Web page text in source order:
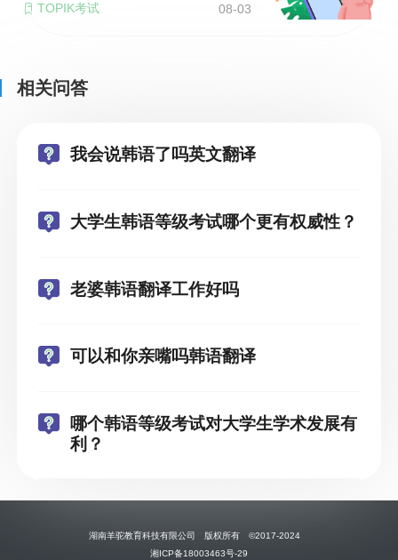
TOPIK考试 08-03
相关问答
我会说韩语了吗英文翻译
大学生韩语等级考试哪个更有权威性？
老婆韩语翻译工作好吗
可以和你亲嘴吗韩语翻译
哪个韩语等级考试对大学生学术发展有
利？
湖南羊驼教育科技有限公司 版权所有 ©2017-2024
湘ICP备18003463号-29